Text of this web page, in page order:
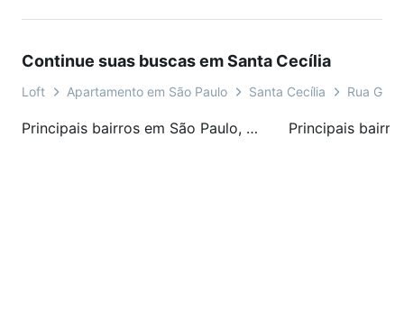
Continue suas buscas em Santa Cecília
Loft Apartamento em São Paulo Santa Cecília Rua
Principais bairros em São Paulo, SP